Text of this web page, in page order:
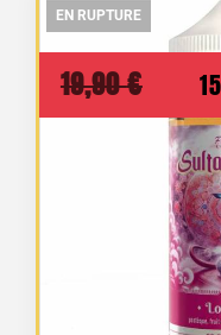
EN RUPTURE
EN RUPTURE
19,90€
Le
EN RUPTURE